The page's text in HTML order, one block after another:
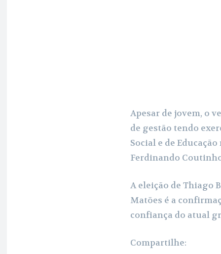
Apesar de jovem, o
de gestão tendo
Social e de
Ferdinando
A eleição de Thiago
Matões é a
confiança do atual
Compartilhe: